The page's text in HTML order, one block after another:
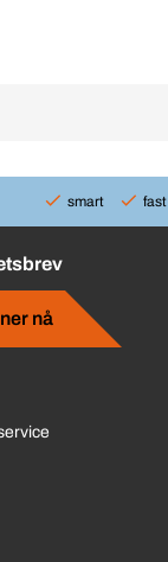
smart fast
nå